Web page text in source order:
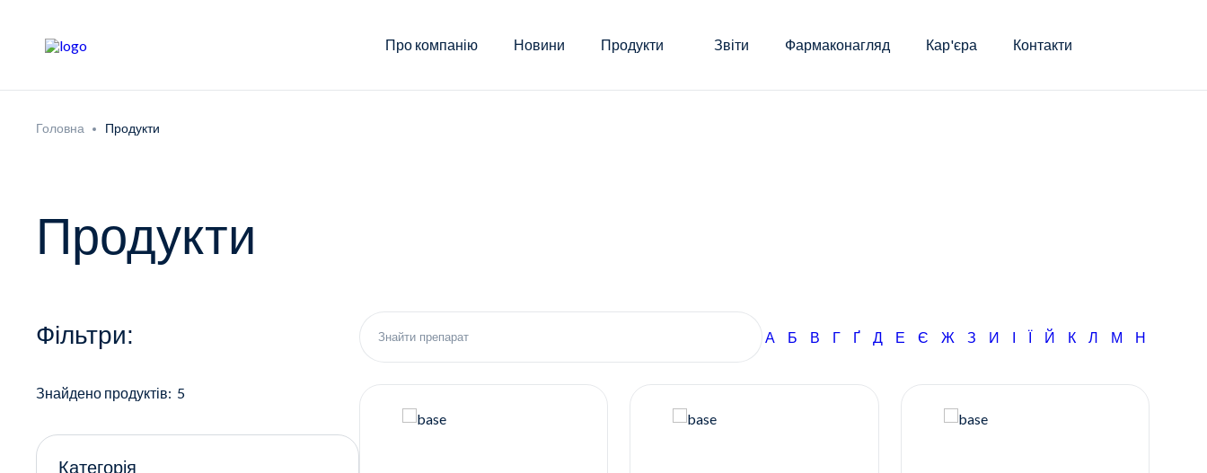
Про компанію Новини Продукти Звіти Фармаконагляд Кар'єра Контакти
Головна Продукти
Продукти
Фільтри:
Знайдено продуктів: 5
Категорія
А Б В Г Ґ Д Е Є Ж З И І Ї Й К Л М Н